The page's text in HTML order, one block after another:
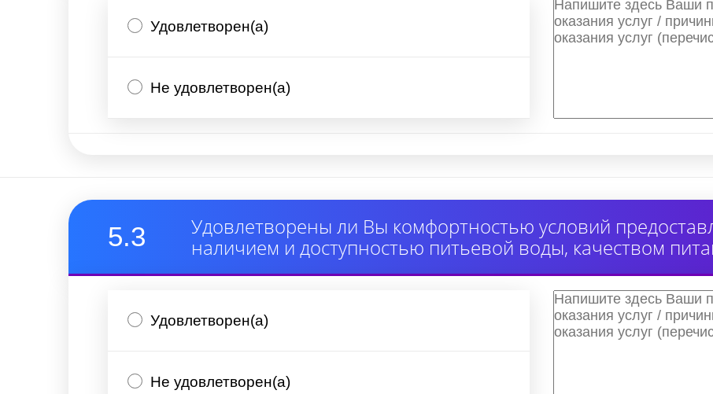
Удовлетворен(а)
Не удовлетворен(а)
5.3
Удовлетворены ли Вы комфортностью условий
наличием и доступностью питьевой воды, качеством
Удовлетворен(а)
Не удовлетворен(а)